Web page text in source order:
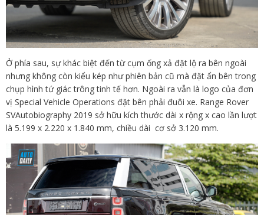
Ở phía sau, sự khác biệt đến từ cụm ống xả đặt lộ ra bên ngoài
nhưng không còn kiểu kép như phiên bản cũ mà đặt ẩn bên trong
chụp hình tứ giác trông tinh tế hơn. Ngoài ra vẫn là logo của đơn
vị Special Vehicle Operations đặt bên phải đuôi xe. Range Rover
SVAutobiography 2019 sở hữu kích thước dài x rộng x cao lần lượt
là 5.199 x 2.220 x 1.840 mm, chiều dài cơ sở 3.120 mm.